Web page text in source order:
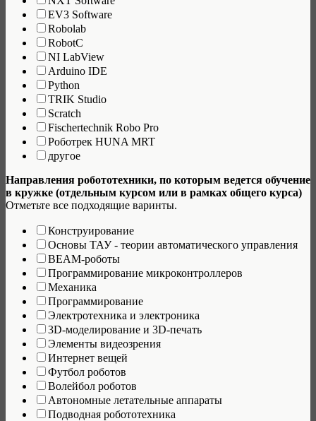
EV3 Software
Robolab
RobotC
NI LabView
Arduino IDE
Python
TRIK Studio
Scratch
Fischertechnik Robo Pro
Роботрек HUNA MRT
другое
Направления робототехники, по которым ведется обучение
в кружке (отдельным курсом или в рамках общего курса)
Отметьте все подходящие варинты.
Конструирование
Основы ТАУ - теории автоматического управления
BEAM-роботы
Программирование микроконтроллеров
Механика
Программирование
Электротехника и электроника
3D-моделирование и 3D-печать
Элементы видеозрения
Интернет вещей
Футбол роботов
Волейбол роботов
Автономные летательные аппараты
Подводная робототехника